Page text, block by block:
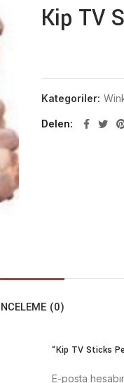
Kip TV
Kategoriler:
Delen
(0)
“Kip TV Sticks
E-posta